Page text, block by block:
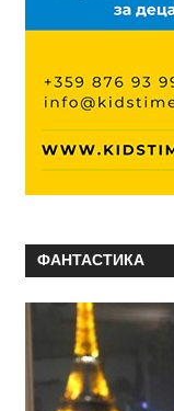
ФАНТАСТИКА